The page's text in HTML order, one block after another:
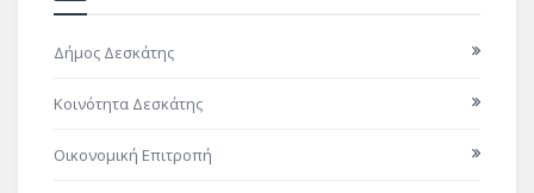
Δήμος Δεσκάτης
Κοινότητα Δεσκάτης
Οικονομική Επιτροπή